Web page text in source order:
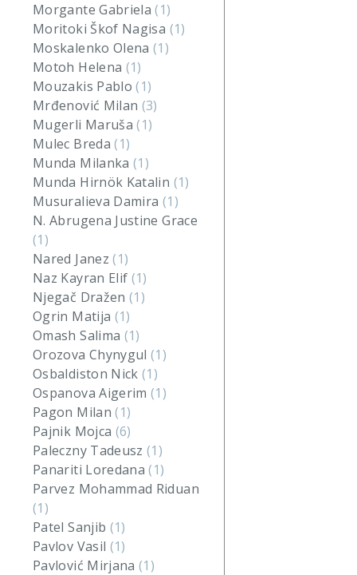
Morgante Gabriela(1)
Moritoki Škof Nagisa (1)
Moskalenko Olena(1)
Motoh Helena (1)
Mouzakis Pablo(1)
Mrđenović Milan (3)
Mugerli Maruša(1)
Mulec Breda(1)
Munda Milanka(1)
Munda Hirnök Katalin (1)
Musuralieva Damira (1)
N. Abrugena Justine Grace
(1)
Nared Janez(1)
Naz Kayran Elif (1)
Njegač Dražen(1)
Ogrin Matija (1)
Omash Salima (1)
Orozova Chynygul(1)
Osbaldiston Nick(1)
Ospanova Aigerim(1)
Pagon Milan(1)
Pajnik Mojca (6)
Paleczny Tadeusz(1)
Panariti Loredana(1)
Parvez Mohammad Riduan
(1)
Patel Sanjib (1)
Pavlov Vasil (1)
Pavlović Mirjana(1)